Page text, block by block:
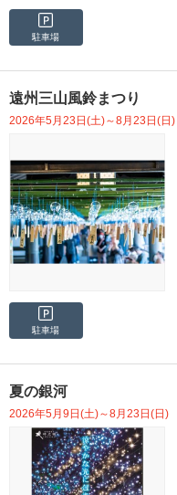
駐車場
遠州三山風鈴まつり
2026年5月23日(土)～8月23日(日)
駐車場
夏の銀河
2026年5月9日(土)～8月23日(日)